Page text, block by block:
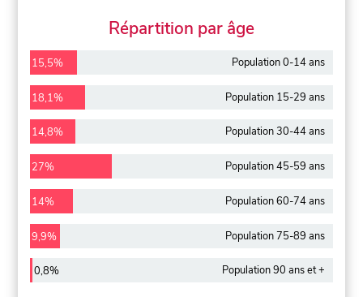
Répartition par âge
15,5% Population 0-14 ans
18,1% Population 15-29 ans
14,8% Population 30-44 ans
27% Population 45-59 ans
14% Population 60-74 ans
9,9% Population 75-89 ans
0,8% Population 90 ans et +